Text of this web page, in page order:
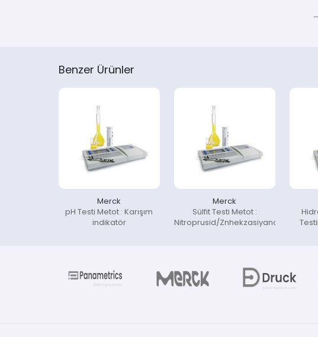
Benzer Ürünler
Merck
pH Testi Metot : Karışım
indikatör
Merck
Sülfit Testi Metot :
Nitroprusid/Znhekzasiyanoferrat